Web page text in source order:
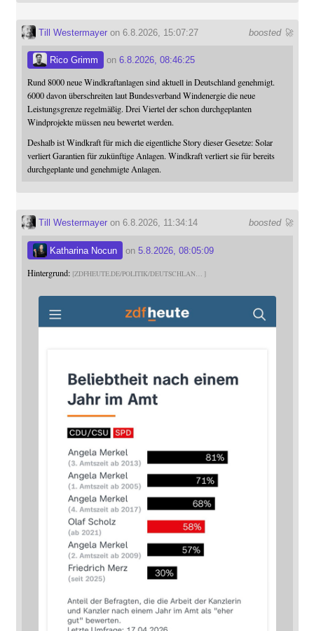
boosted 🚀
Till Westermayeron 6.8.2026, 15:07:27
Rico Grimm on 6.8.2026, 08:46:25
Rund 8000 neue Windkraftanlagen sind aktuell in Deutschland genehmigt.
6000 davon überschreiten laut Bundesverband Windenergie die neue
Leistungsgrenze regelmäßig. Drei Viertel der schon durchgeplanten
Windprojekte müssen neu bewertet werden.
Deshalb ist Windkraft für mich die eigentliche Story dieser Gesetze: Solar
verliert Garantien für zukünftige Anlagen. Windkraft verliert sie für bereits
durchgeplante und genehmigte Anlagen.
boosted 🚀
Till Westermayeron 6.8.2026, 11:34:14
Katharina Nocun on 5.8.2026, 08:05:09
Hintergrund: ZDFHEUTE.DE/POLITIK/DEUTSCHLAN